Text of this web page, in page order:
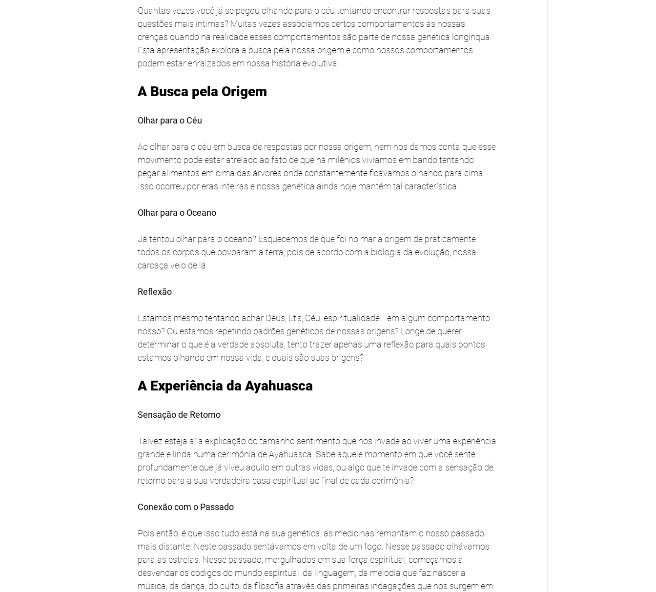
Quantas vezes você já se pegou olhando para o céu tentando encontrar respostas para suas
questões mais íntimas? Muitas vezes associamos certos comportamentos às nossas
crenças quando na realidade esses comportamentos são parte de nossa genética longínqua.
Esta apresentação explora a busca pela nossa origem e como nossos comportamentos
podem estar enraizados em nossa história evolutiva.
A Busca pela Origem
Olhar para o Céu
Ao olhar para o céu em busca de respostas por nossa origem, nem nos damos conta que esse
movimento pode estar atrelado ao fato de que há milênios vivíamos em bando tentando
pegar alimentos em cima das árvores onde constantemente ficávamos olhando para cima.
Isso ocorreu por eras inteiras e nossa genética ainda hoje mantém tal característica.
Olhar para o Oceano
Já tentou olhar para o oceano? Esquecemos de que foi no mar a origem de praticamente
todos os corpos que povoaram a terra, pois de acordo com a biologia da evolução, nossa
carcaça veio de lá.
Reflexão
Estamos mesmo tentando achar Deus, Et's, Céu, espiritualidade… em algum comportamento
nosso? Ou estamos repetindo padrões genéticos de nossas origens? Longe de querer
determinar o que é a verdade absoluta, tento trazer apenas uma reflexão para quais pontos
estamos olhando em nossa vida, e quais são suas origens?
A Experiência da Ayahuasca
Sensação de Retorno
Talvez esteja aí a explicação do tamanho sentimento que nos invade ao viver uma experiência
grande e linda numa cerimônia de Ayahuasca. Sabe aquele momento em que você sente
profundamente que já viveu aquilo em outras vidas, ou algo que te invade com a sensação de
retorno para a sua verdadeira casa espiritual ao final de cada cerimônia?
Conexão com o Passado
Pois então, é que isso tudo está na sua genética, as medicinas remontam o nosso passado
mais distante. Neste passado sentávamos em volta de um fogo. Nesse passado olhávamos
para as estrelas. Nesse passado, mergulhados em sua força espiritual, começamos a
desvendar os códigos do mundo espiritual, da linguagem, da melodia que faz nascer a
música, da dança, do culto, da filosofia através das primeiras indagações que nos surgem em